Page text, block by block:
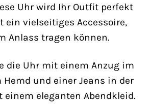
Uhr wird Ihr Outfit perfekt
ein vielseitiges Accessoire,
Anlass tragen können.
die Uhr mit einem Anzug im
Hemd und einer Jeans in der
einem eleganten Abendkleid.